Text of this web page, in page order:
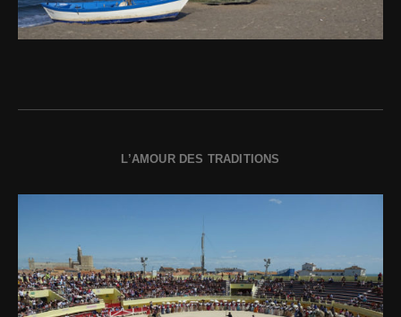
L’AMOUR DES TRADITIONS